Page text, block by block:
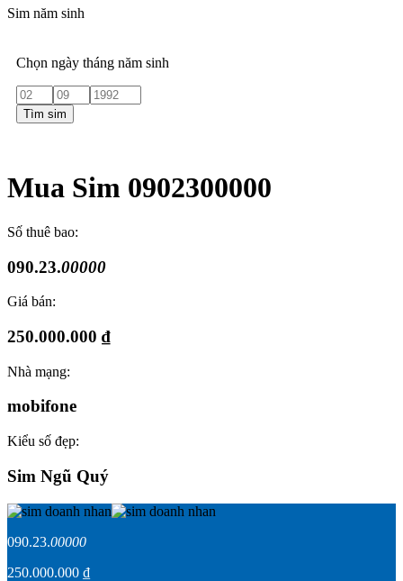
Sim năm sinh
Chọn ngày tháng năm sinh
Tìm sim
Mua Sim 0902300000
Số thuê bao:
090.23.00000
Giá bán:
250.000.000 ₫
Nhà mạng:
mobifone
Kiểu số đẹp:
Sim Ngũ Quý
090.23.00000
250.000.000 ₫